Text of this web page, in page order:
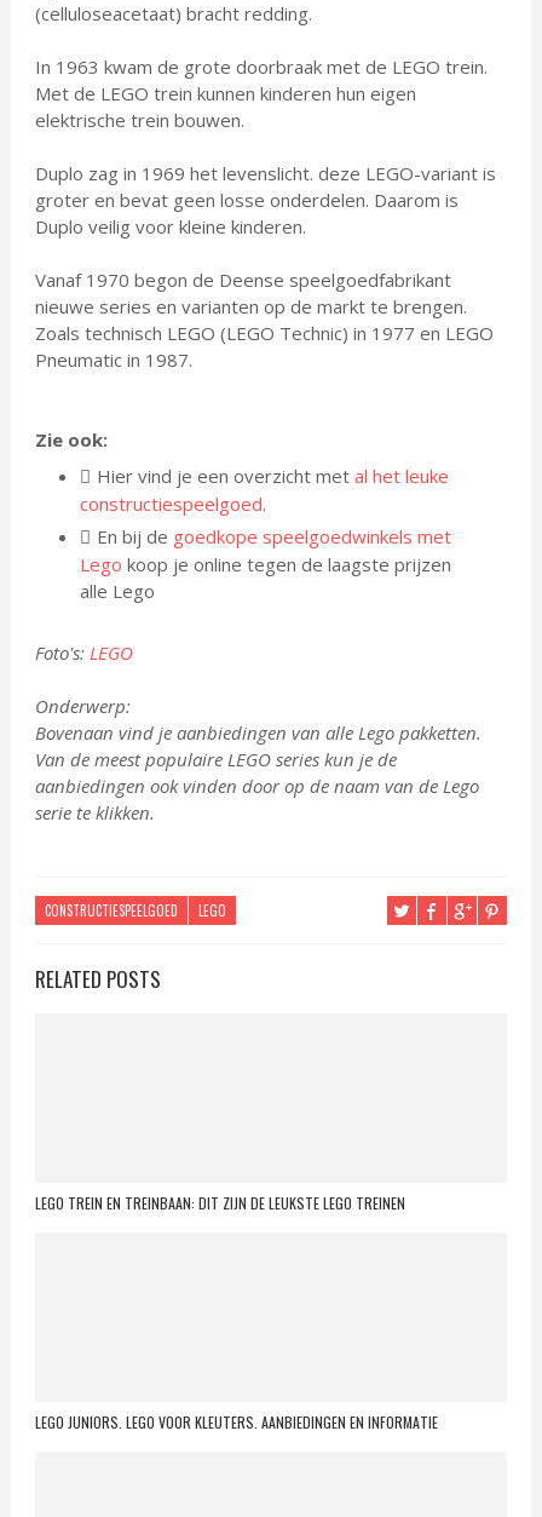
(celluloseacetaat) bracht redding.
In 1963 kwam de grote doorbraak met de LEGO trein.
Met de LEGO trein kunnen kinderen hun eigen
elektrische trein bouwen.
Duplo zag in 1969 het levenslicht. deze LEGO-variant is
groter en bevat geen losse onderdelen. Daarom is
Duplo veilig voor kleine kinderen.
Vanaf 1970 begon de Deense speelgoedfabrikant
nieuwe series en varianten op de markt te brengen.
Zoals technisch LEGO (LEGO Technic) in 1977 en LEGO
Pneumatic in 1987.
Zie ook:
Hier vind je een overzicht metal het leuke
constructiespeelgoed.
En bij de goedkope speelgoedwinkels met
Lego koop je online tegen de laagste prijzen
alle Lego
Foto's: LEGO
Onderwerp:
Bovenaan vind je aanbiedingen van alle Lego pakketten.
Van de meest populaire LEGO series kun je de
aanbiedingen ook vinden door op de naam van de Lego
serie te klikken.
CONSTRUCTIESPEELGOED LEGO
RELATED POSTS
LEGO TREIN EN TREINBAAN: DIT ZIJN DE LEUKSTE LEGO TREINEN
LEGO JUNIORS. LEGO VOOR KLEUTERS. AANBIEDINGEN EN INFORMATIE